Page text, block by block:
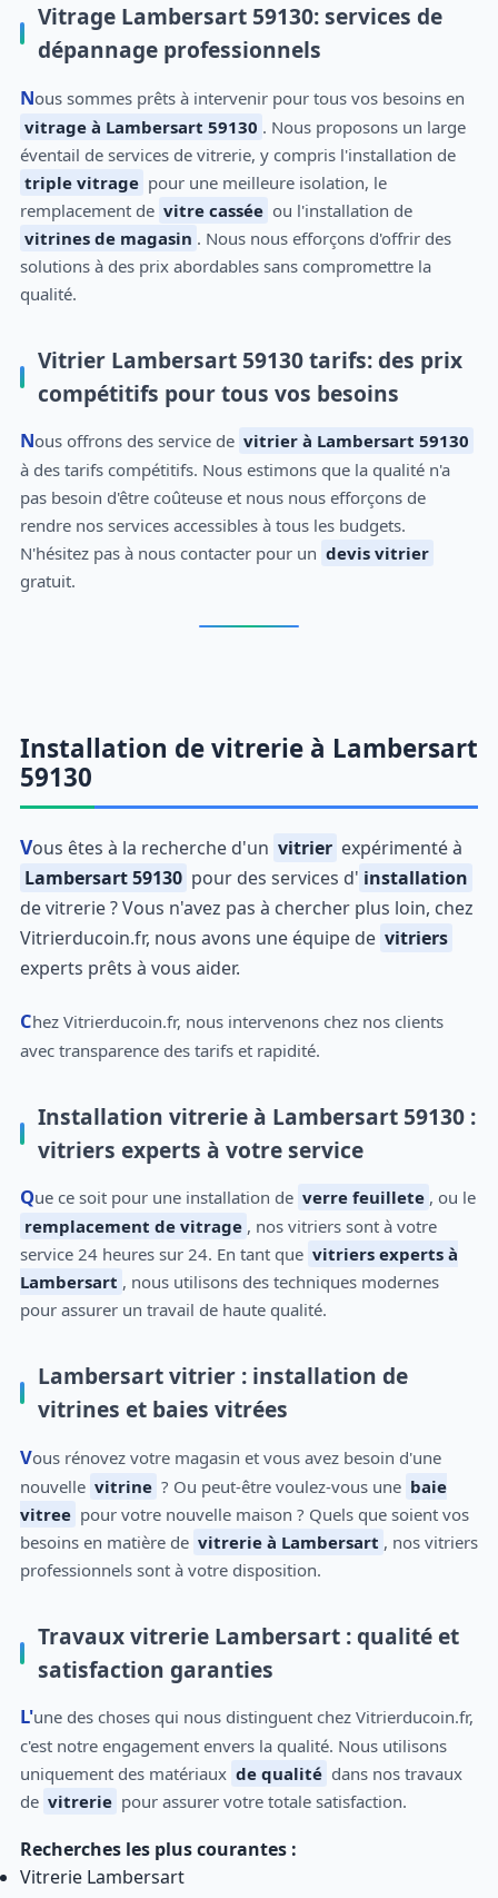
Vitrage Lambersart 59130: services de
dépannage professionnels
Nous sommes prêts à intervenir pour tous vos besoins en
vitrage à Lambersart 59130 . Nous proposons un large
éventail de services de vitrerie, y compris l'installation de
triple vitrage pour une meilleure isolation, le
remplacement de vitre cassée ou l'installation de
vitrines de magasin . Nous nous efforçons d'offrir des
solutions à des prix abordables sans compromettre la
qualité.
Vitrier Lambersart 59130 tarifs: des prix
compétitifs pour tous vos besoins
Nous offrons des service de vitrier à Lambersart 59130
à des tarifs compétitifs. Nous estimons que la qualité n'a
pas besoin d'être coûteuse et nous nous efforçons de
rendre nos services accessibles à tous les budgets.
N'hésitez pas à nous contacter pour un devis vitrier
gratuit.
Installation de vitrerie à Lambersart
59130
Vous êtes à la recherche d'un vitrier expérimenté à
Lambersart 59130 pour des services d' installation
de vitrerie ? Vous n'avez pas à chercher plus loin, chez
Vitrierducoin.fr, nous avons une équipe de vitriers
experts prêts à vous aider.
Chez Vitrierducoin.fr, nous intervenons chez nos clients
avec transparence des tarifs et rapidité.
Installation vitrerie à Lambersart 59130 :
vitriers experts à votre service
Que ce soit pour une installation de verre feuillete , ou le
remplacement de vitrage , nos vitriers sont à votre
service 24 heures sur 24. En tant que vitriers experts à
Lambersart , nous utilisons des techniques modernes
pour assurer un travail de haute qualité.
Lambersart vitrier : installation de
vitrines et baies vitrées
Vous rénovez votre magasin et vous avez besoin d'une
nouvelle vitrine ? Ou peut-être voulez-vous une baie
vitree pour votre nouvelle maison ? Quels que soient vos
besoins en matière de vitrerie à Lambersart , nos vitriers
professionnels sont à votre disposition.
Travaux vitrerie Lambersart : qualité et
satisfaction garanties
L'une des choses qui nous distinguent chez Vitrierducoin.fr,
c'est notre engagement envers la qualité. Nous utilisons
uniquement des matériaux de qualité dans nos travaux
de vitrerie pour assurer votre totale satisfaction.
Recherches les plus courantes :
Vitrerie Lambersart